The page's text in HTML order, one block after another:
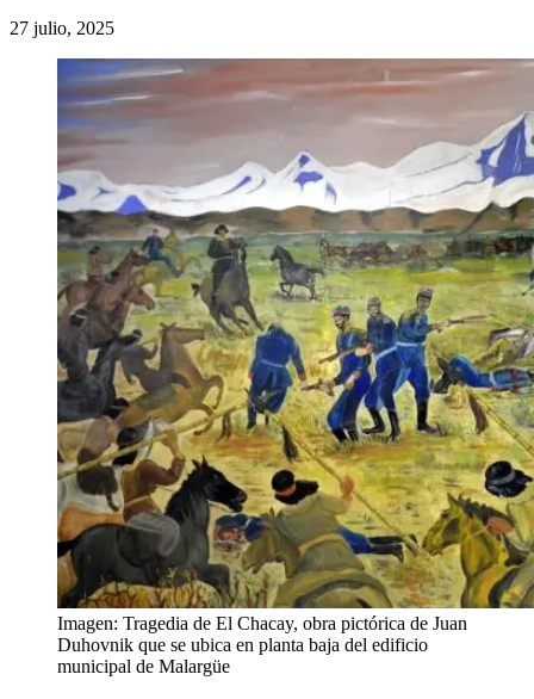
27 julio, 2025
Imagen: Tragedia de El Chacay, obra pictórica de Juan
Duhovnik que se ubica en planta baja del edificio
municipal de Malargüe